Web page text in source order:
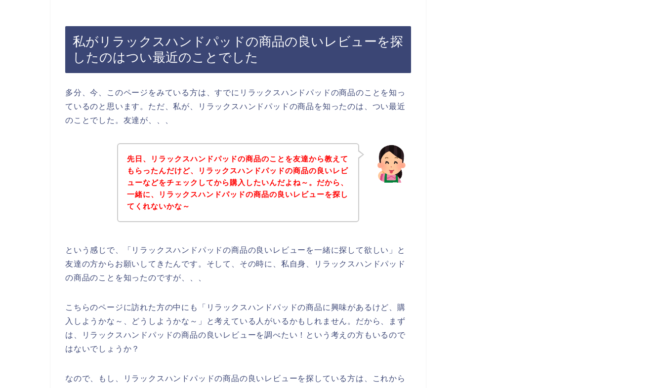
私がリラックスハンドパッドの商品の良いレビューを探
したのはつい最近のことでした
多分、今、このページをみている方は、すでにリラックスハンドパッドの商品のことを知っ
ているのと思います。ただ、私が、リラックスハンドパッドの商品を知ったのは、つい最近
のことでした。友達が、、、
先日、リラックスハンドパッドの商品のことを友達から教えて
もらったんだけど、リラックスハンドパッドの商品の良いレビ
ューなどをチェックしてから購入したいんだよね～。だから、
一緒に、リラックスハンドパッドの商品の良いレビューを探し
てくれないかな～
という感じで、「リラックスハンドパッドの商品の良いレビューを一緒に探して欲しい」と
友達の方からお願いしてきたんです。そして、その時に、私自身、リラックスハンドパッド
の商品のことを知ったのですが、、、
こちらのページに訪れた方の中にも「リラックスハンドパッドの商品に興味があるけど、購
入しようかな～、どうしようかな～」と考えている人がいるかもしれません。だから、まず
は、リラックスハンドパッドの商品の良いレビューを調べたい！という考えの方もいるので
はないでしょうか？
なので、もし、リラックスハンドパッドの商品の良いレビューを探している方は、これから